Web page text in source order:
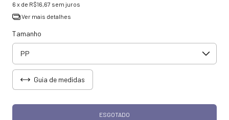
6 x de R$16,67 sem juros
Ver mais detalhes
Tamanho
Guia de medidas